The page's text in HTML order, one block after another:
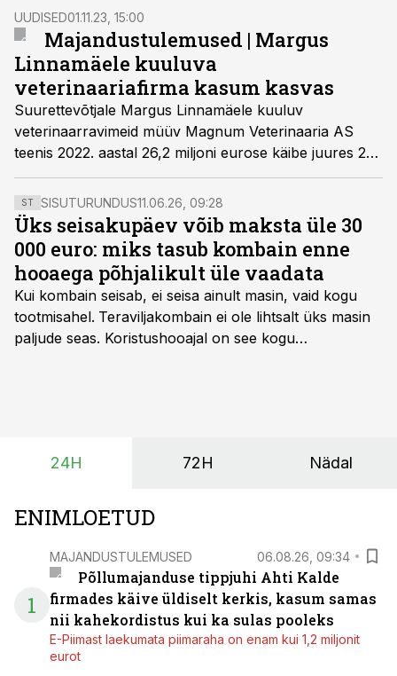
opereerib 330 kauplust Soomes, Rootsis ja Norras.
UUDISED01.11.23, 15:00
Majandustulemused | Margus
Linnamäele kuuluva
veterinaariafirma kasum kasvas
Suurettevõtjale Margus Linnamäele kuuluv
veterinaarravimeid müüv Magnum Veterinaaria AS
teenis 2022. aastal 26,2 miljoni eurose käibe juures 2
miljonit eurot tegevuskasumit. Mullusega võrreldes
ettevõtte müügitulu kasvas üle kümne protsendi.
ST SISUTURUNDUS11.06.26, 09:28
Üks seisakupäev võib maksta üle 30
000 euro: miks tasub kombain enne
hooaega põhjalikult üle vaadata
Kui kombain seisab, ei seisa ainult masin, vaid kogu
tootmisahel. Teraviljakombain ei ole lihtsalt üks masin
paljude seas. Koristushooajal on see kogu
24H 72H Nädal
ENIMLOETUD
1
MAJANDUSTULEMUSED 06.08.26, 09:34
Põllumajanduse tippjuhi Ahti Kalde
firmades käive üldiselt kerkis, kasum samas
nii kahekordistus kui ka sulas pooleks
E-Piimast laekumata piimaraha on enam kui 1,2 miljonit
eurot